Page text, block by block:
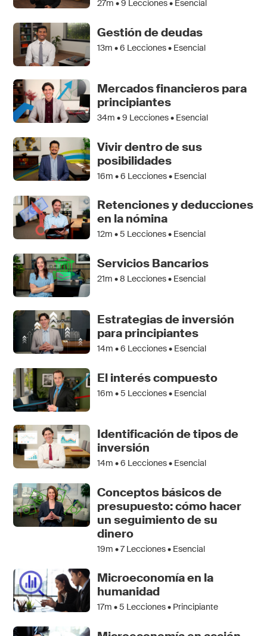
27m •9 Lecciones • Esencial
Gestión de deudas
13m •6 Lecciones • Esencial
Mercados financieros para
principiantes
34m •9 Lecciones • Esencial
Vivir dentro de sus
posibilidades
16m •6 Lecciones • Esencial
Retenciones y deducciones
en la nómina
12m •5 Lecciones • Esencial
Servicios Bancarios
21m •8 Lecciones • Esencial
Estrategias de inversión
para principiantes
14m •6 Lecciones • Esencial
El interés compuesto
16m •5 Lecciones • Esencial
Identificación de tipos de
inversión
14m •6 Lecciones • Esencial
Conceptos básicos de
presupuesto: cómo hacer
un seguimiento de su
dinero
19m •7Lecciones • Esencial
Microeconomía en la
humanidad
17m •5 Lecciones • Principiante